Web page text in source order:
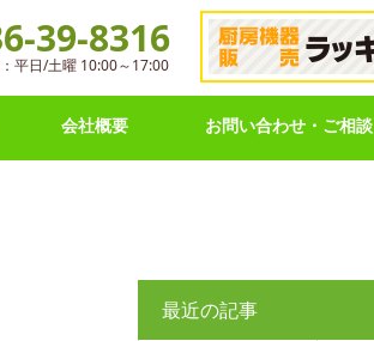
39-8316
平日/土曜 10:00～17:00
会社概要 お問い合わせ・ご相談
最近の記事